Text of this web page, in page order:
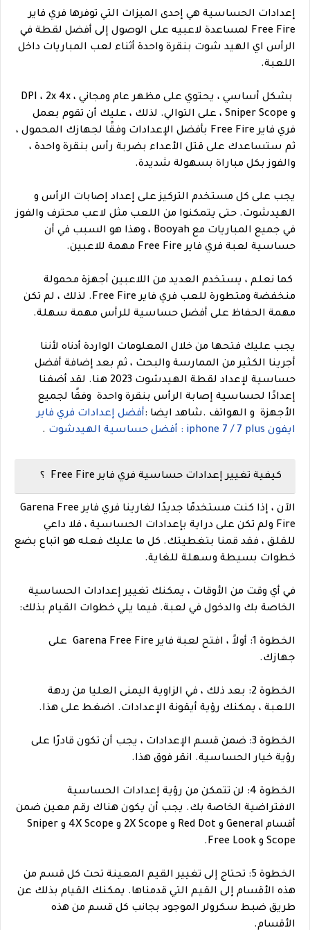
إعدادات الحساسية هي إحدى الميزات التي توفرها فري فاير
Free Fire لمساعدة لاعبيه على الوصول إلى أفضل لقطة في
الرأس اي الهيد شوت بنقرة واحدة أثناء لعب المباريات داخل
اللعبة.
بشكل أساسي ، يحتوي على مظهر عام ومجاني ، DPI ، 2x 4x
و Sniper Scope ، على التوالي.
لذلك ، عليك أن تقوم بعمل
فري فاير Free Fire بأفضل الإعدادات وفقًا لجهازك المحمول ،
ثم ستساعدك على قتل الأعداء بضربة رأس بنقرة واحدة ،
والفوز بكل مباراة بسهولة شديدة.
يجب على كل مستخدم التركيز على إعداد إصابات الرأس و
الهيدشوت. حتى يتمكنوا من اللعب مثل لاعب محترف والفوز
في جميع المباريات مع Booyah ، وهذا هو السبب في أن
حساسية لعبة فري فاير Free Fire مهمة للاعبين.
كما نعلم ، يستخدم العديد من اللاعبين أجهزة محمولة
منخفضة ومتطورة للعب فري فاير Free Fire. لذلك ، لم تكن
مهمة الحفاظ على أفضل حساسية للرأس مهمة سهلة.
يجب عليك فتحها من خلال المعلومات الواردة أدناه لأننا
أجرينا الكثير من الممارسة والبحث ، ثم بعد إضافة أفضل
حساسية لإعداد لقطة الهيدشوت 2023 هنا. لقد أضفنا
إعدادًا لحساسية إصابة الرأس بنقرة واحدة وفقًا لجميع
الأجهزة و الهواتف .شاهد ايضا :أفضل إعدادات فري فاير
ايفون iphone 7 / 7 plus : أفضل حساسية الهيدشوت
.
كيفية تغيير إعدادات حساسية فري فاير Free Fire ؟
الآن ، إذا كنت مستخدمًا جديدًا لغارينا فري فاير Garena Free
Fire ولم تكن على دراية بإعدادات الحساسية ، فلا داعي
للقلق ، فقد قمنا بتغطيتك. كل ما عليك فعله هو اتباع بضع
خطوات بسيطة وسهلة للغاية.
في أي وقت من الأوقات ، يمكنك تغيير إعدادات الحساسية
الخاصة بك والدخول في لعبة. فيما يلي خطوات القيام بذلك:
الخطوة 1: أولاً ، افتح لعبة فاير Garena Free Fire على
جهازك.
الخطوة 2: بعد ذلك ، في الزاوية اليمنى العليا من ردهة
اللعبة ، يمكنك رؤية أيقونة الإعدادات. اضغط على هذا.
الخطوة 3: ضمن قسم الإعدادات ، يجب أن تكون قادرًا على
رؤية خيار الحساسية. انقر فوق هذا.
الخطوة 4: لن تتمكن من رؤية إعدادات الحساسية
الافتراضية الخاصة بك. يجب أن يكون هناك رقم معين ضمن
أقسام General و Red Dot و 2X Scope و 4X Scope و Sniper
Scope و Free Look.
الخطوة 5: تحتاج إلى تغيير القيم المعينة تحت كل قسم من
هذه الأقسام إلى القيم التي قدمناها. يمكنك القيام بذلك عن
طريق ضبط سكرولر الموجود بجانب كل قسم من هذه
الأقسام.